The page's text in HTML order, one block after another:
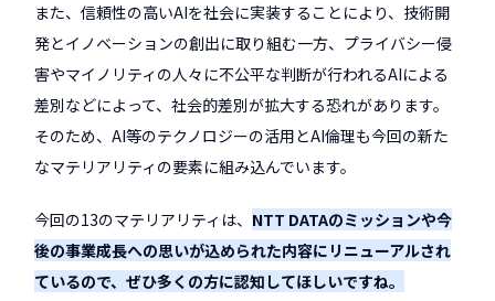
また、信頼性の高いAIを社会に実装することにより、技術開
発とイノベーションの創出に取り組む一方、プライバシー侵
害やマイノリティの人々に不公平な判断が行われるAIによる
差別などによって、社会的差別が拡大する恐れがあります。
そのため、AI等のテクノロジーの活用とAI倫理も今回の新た
なマテリアリティの要素に組み込んでいます。
今回の13のマテリアリティは、 NTT DATAのミッションや今
後の事業成長への思いが込められた内容にリニューアルされ
ているので、ぜひ多くの方に認知してほしいですね。